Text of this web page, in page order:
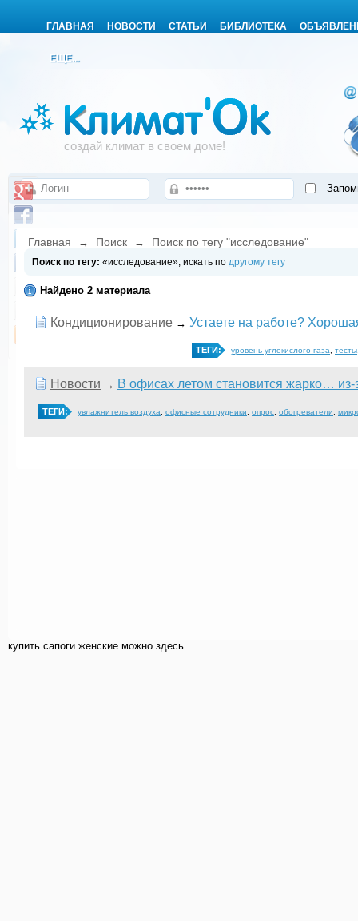
ГЛАВНАЯ НОВОСТИ СТАТЬИ БИБЛИОТЕКА
ЕЩЕ...
создай климат в своем доме!
Главная → Поиск → Поиск по тегу "исследование"
Поиск по тегу: «исследование», искать по другому тегу
Найдено 2 материала
Кондиционирование → Устаете на работе?
ТЕГИ: уровень углекислого газа тесты
Новости → В офисах летом становится жарко… из-
ТЕГИ: увлажнитель воздуха офисные сотрудники опрос обогреватели
купить cапоги женские можно здесь